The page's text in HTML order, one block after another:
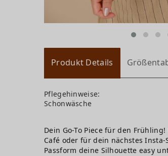
Produkt Details
Pflegehinweise:
Schonwäsche
Dein Go-To Piece für den
Café oder für dein nächstes
Passform deine Silhouette easy